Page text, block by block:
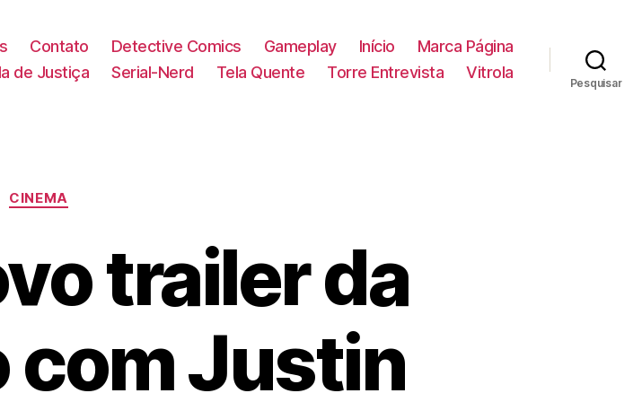
Contato Detective Comics Gameplay Início
Marca Página
de Justiça Serial-Nerd Tela Quente Torre Entrevista Vitrola
Pesquisar
Categorias
CINEMA
trailer da
com Justin